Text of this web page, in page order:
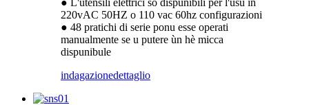
220vAC 50HZ o 110 vac 60hz configurazioni
● 48 pratichi di serie ponu esse operati
manualmente se u putere ùn hè micca
dispunibule
indagazionedettaglio